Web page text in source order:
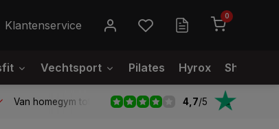
Klantenservice
0
Vechtsport Pilates Hyrox
kwaliteit voor scherpe prijs Van homegym tot
4,7/5